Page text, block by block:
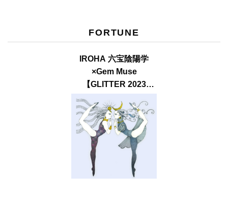
FORTUNE
IROHA 六宝陰陽学
×Gem Muse
【GLITTER 2023
SUMMER issue】